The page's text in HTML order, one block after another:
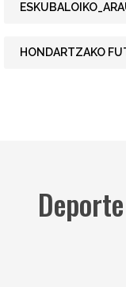
HONDARTZAKO